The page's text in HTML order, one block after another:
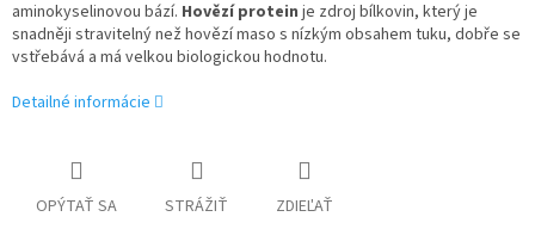
aminokyselinovou bází. Hovězí protein je zdroj bílkovin, který je
snadněji stravitelný než hovězí maso s nízkým obsahem tuku, dobře se
vstřebává a má velkou biologickou hodnotu.
Detailné informácie
OPÝTAŤ SA STRÁŽIŤ ZDIEĽAŤ